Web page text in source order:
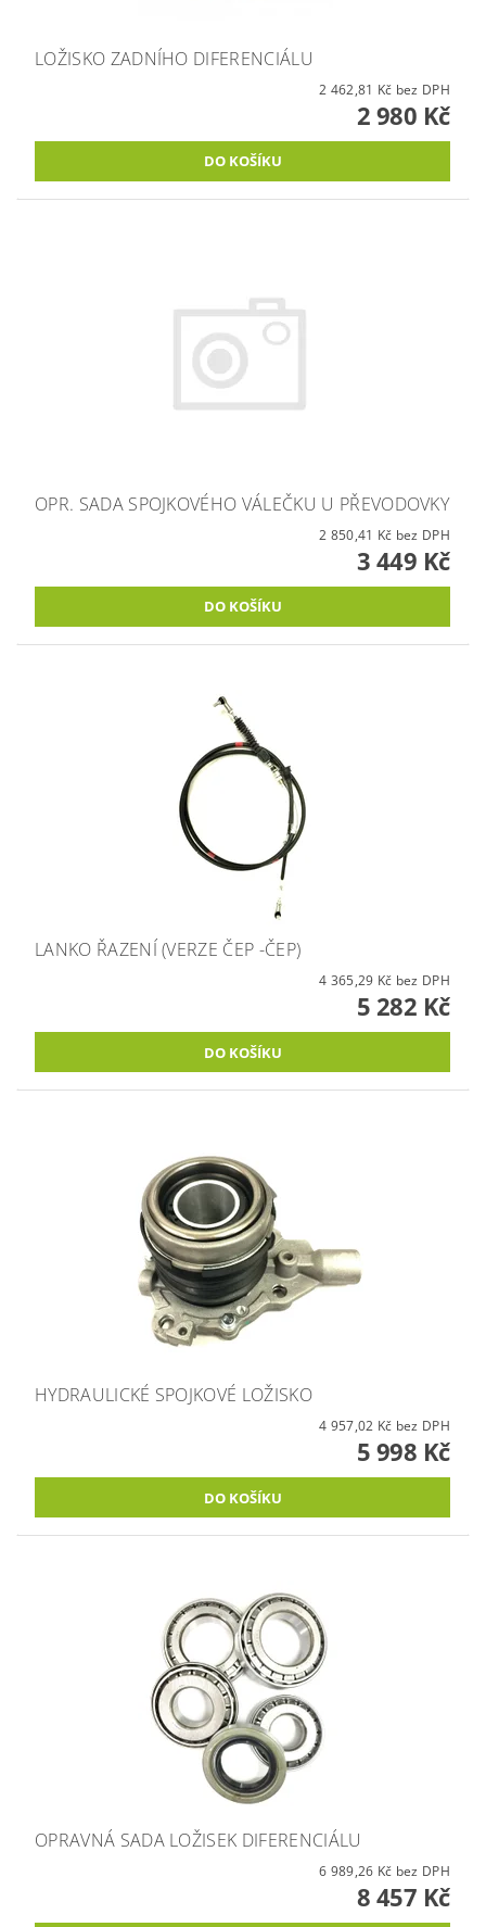
LOŽISKO ZADNÍHO DIFERENCIÁLU
2 462,81 Kč bez DPH
2 980 Kč
OPR. SADA SPOJKOVÉHO VÁLEČKU U PŘEVODOVKY
2 850,41 Kč bez DPH
3 449 Kč
LANKO ŘAZENÍ (VERZE ČEP -ČEP)
4 365,29 Kč bez DPH
5 282 Kč
HYDRAULICKÉ SPOJKOVÉ LOŽISKO
4 957,02 Kč bez DPH
5 998 Kč
OPRAVNÁ SADA LOŽISEK DIFERENCIÁLU
6 989,26 Kč bez DPH
8 457 Kč